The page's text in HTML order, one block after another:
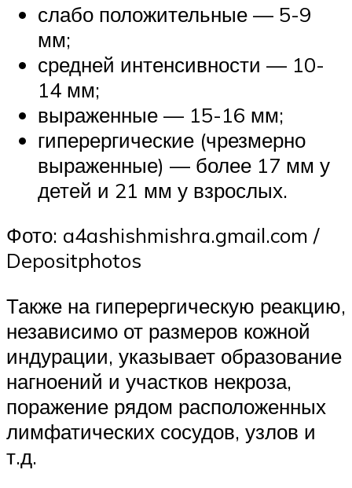
слабо положительные — 5-9
мм;
средней интенсивности — 10-
14 мм;
выраженные — 15-16 мм;
гиперергические (чрезмерно
выраженные) — более 17 мм у
детей и 21 мм у взрослых.
Фото: a4ashishmishra.gmail.com /
Depositphotos
Также на гиперергическую реакцию,
независимо от размеров кожной
индурации, указывает образование
нагноений и участков некроза,
поражение рядом расположенных
лимфатических сосудов, узлов и
т.д.